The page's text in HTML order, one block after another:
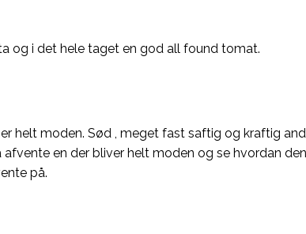
og i det hele taget en god all found tomat.
helt moden. Sød , meget fast saftig og kraftig
en der bliver helt moden og se hvordan
på.